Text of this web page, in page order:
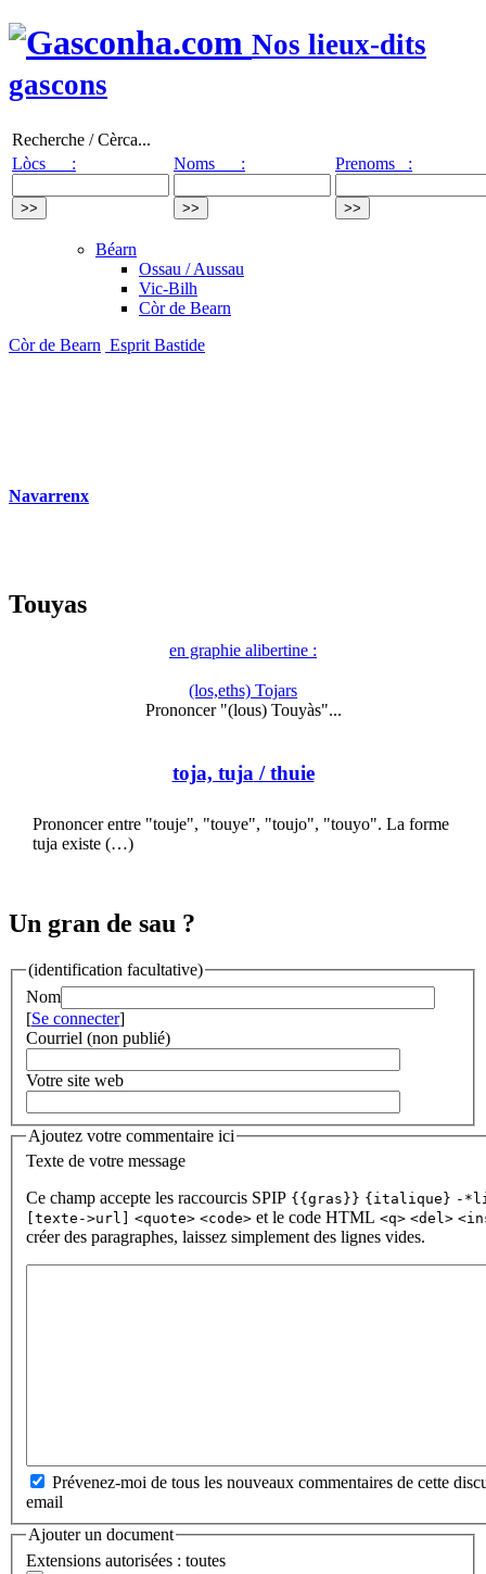
Nos lieux-dits
gascons
Recherche / Cèrca...
Lòcs :
Noms : Prenoms :
Béarn
Ossau / Aussau
Vic-Bilh
Còr de Bearn
Còr de Bearn Esprit Bastide
Navarrenx
Touyas
en graphie alibertine :
(los,eths) Tojars
Prononcer "(lous) Touyàs"...
toja, tuja / thuie
Prononcer entre "touje", "touye", "toujo", "touyo". La forme
tuja existe (…)
Un gran de sau ?
(identification facultative)
Nom
[Se connecter]
Courriel (non publié)
Votre site web
Ajoutez votre commentaire ici
Texte de votre message
Ce champ accepte les raccourcis SPIP {{gras}} {italique} -
[texte->url]
<quote> <code> et le code HTML <q> <del>
créer des paragraphes, laissez simplement des lignes vides.
Prévenez-moi de tous les nouveaux commentaires de cette
email
Ajouter un document
Extensions autorisées : toutes